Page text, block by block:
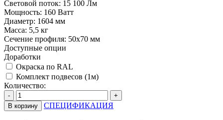
Световой поток: 15 100 Лм
Мощность: 160 Ватт
Диаметр: 1604 мм
Масса: 5,5 кг
Сечение профиля: 50х70 мм
Доступные опции
Доработки
Окраска по RAL
Комплект подвесов (1м)
Количество:
-
+
В корзину
СПЕЦИФИКАЦИЯ